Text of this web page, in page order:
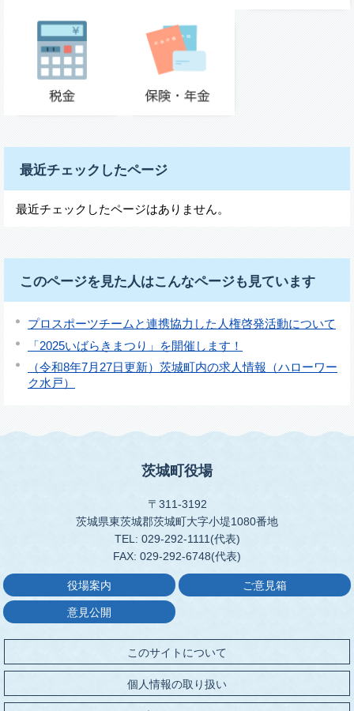
最近チェックしたページ
最近チェックしたページはありません。
このページを見た人はこんなページも見ています
プロスポーツチームと連携協力した人権啓発活動について
「2025いばらきまつり」を開催します！
（令和8年7月27日更新）茨城町内の求人情報（ハローワー
ク水戸）
茨城町役場
〒311-3192
茨城県東茨城郡茨城町大字小堤1080番地
TEL: 029-292-1111(代表)
FAX: 029-292-6748(代表)
役場案内 ご意見箱
意見公開
このサイトについて
個人情報の取り扱い